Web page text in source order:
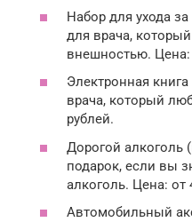
Набор для ухода
для врача,
внешностью. Цена:
Электронная
врача, который
рублей.
Дорогой алкоголь
подарок, если вы
алкоголь. Цена: от
Автомобильный